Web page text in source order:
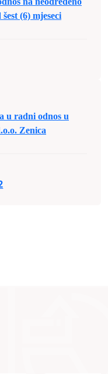
(6) mjeseci
u radni odnos u
Zenica